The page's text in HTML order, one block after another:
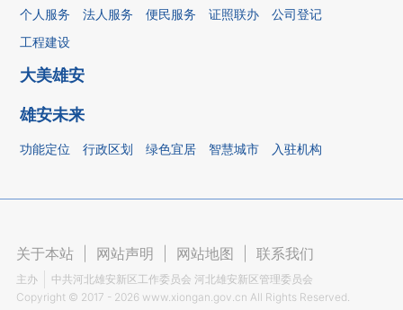
个人服务 法人服务 便民服务 证照联办
公司登记
工程建设
大美雄安
雄安未来
功能定位 行政区划 绿色宜居 智慧城市 入驻机构
关于本站 网站声明 网站地图 联系我们
主办
中共河北雄安新区工作委员会 河北雄安新区管理委员会
Copyright © 2017 - 2026 www.xiongan.gov.cn All Rights Reserved.